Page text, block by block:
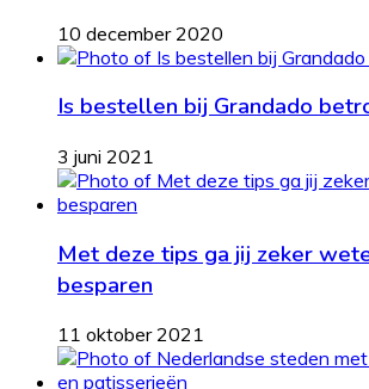
10 december 2020
Is bestellen bij Grandado
3 juni 2021
Met deze tips ga jij zeker
besparen
11 oktober 2021